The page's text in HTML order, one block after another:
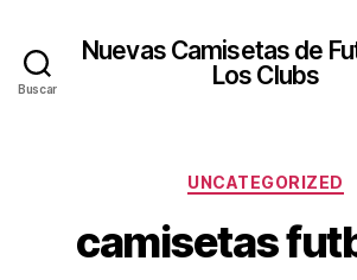
Buscar
Nuevas Camisetas de
Los Clubs
Categorías
UNCATEGORIZED
camisetas